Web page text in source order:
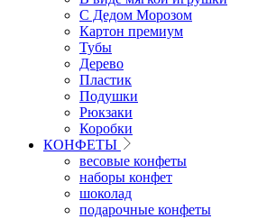
С Дедом Морозом
Картон премиум
Тубы
Дерево
Пластик
Подушки
Рюкзаки
Коробки
КОНФЕТЫ
весовые конфеты
наборы конфет
шоколад
подарочные конфеты